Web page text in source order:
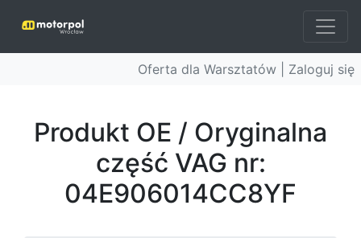
Oferta dla Warsztatów | Zaloguj się
Produkt OE / Oryginalna
część VAG nr:
04E906014CC8YF